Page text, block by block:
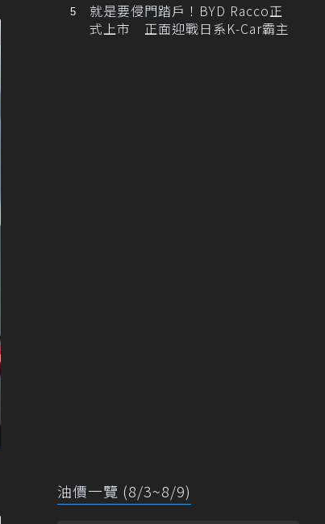
就是要侵門踏戶！BYD Racco正
式上市 正面迎戰日系K-Car霸主
油價一覽 (8/3~8/9)